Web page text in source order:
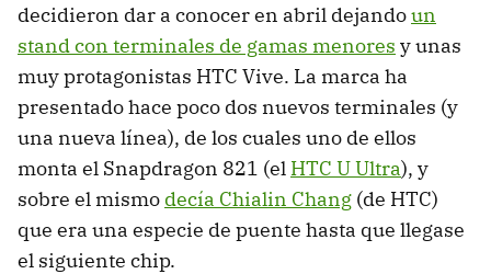
decidieron dar a conocer en abril dejandoun
stand con terminales de gamas menores y unas
muy protagonistas HTC Vive. La marca ha
presentado hace poco dos nuevos terminales (y
una nueva línea), de los cuales uno de ellos
monta el Snapdragon 821 (el HTC U Ultra), y
sobre el mismo decía Chialin Chang (de HTC)
que era una especie de puente hasta que llegase
el siguiente chip.